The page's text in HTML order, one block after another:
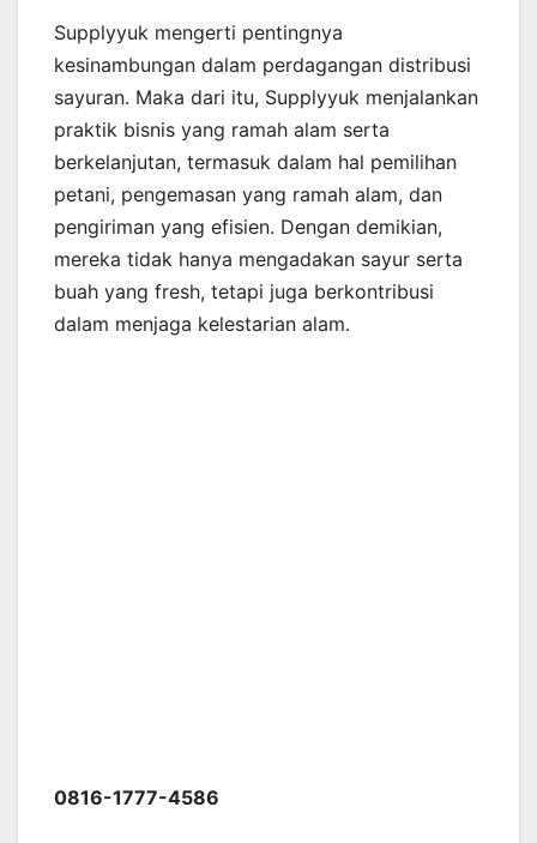
Supplyyuk mengerti pentingnya
kesinambungan dalam perdagangan distribusi
sayuran. Maka dari itu, Supplyyuk menjalankan
praktik bisnis yang ramah alam serta
berkelanjutan, termasuk dalam hal pemilihan
petani, pengemasan yang ramah alam, dan
pengiriman yang efisien. Dengan demikian,
mereka tidak hanya mengadakan sayur serta
buah yang fresh, tetapi juga berkontribusi
dalam menjaga kelestarian alam.
0816-1777-4586